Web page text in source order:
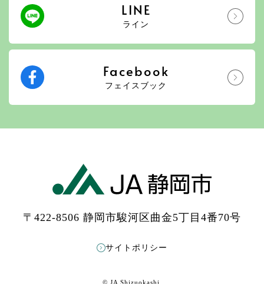
LINE
ライン
Facebook
フェイスブック
〒422-8506 静岡市駿河区曲金5丁目4番70号
サイトポリシー
© JA Shizuokashi.